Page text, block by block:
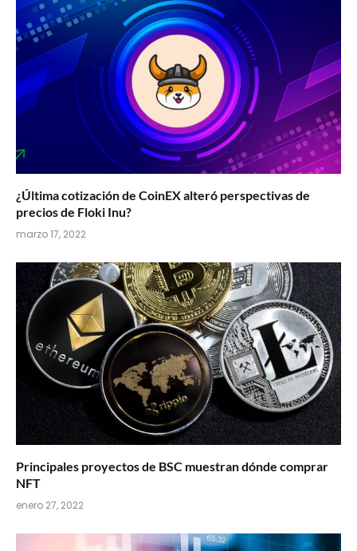
¿Última cotización de CoinEX alteró perspectivas de
precios de Floki Inu?
marzo 17, 2022
Principales proyectos de BSC muestran dónde comprar
NFT
enero 27, 2022